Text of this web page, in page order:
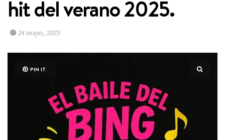
hit del verano 2025.
24 mayo, 2025
PIN IT